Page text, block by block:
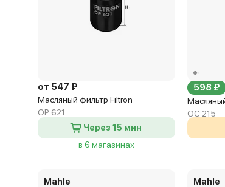
от 547 ₽
Масляный фильтр Filtron
OP 621
Через 15 мин
в 6 магазинах
598 ₽
OC 215
Mahle Mahle